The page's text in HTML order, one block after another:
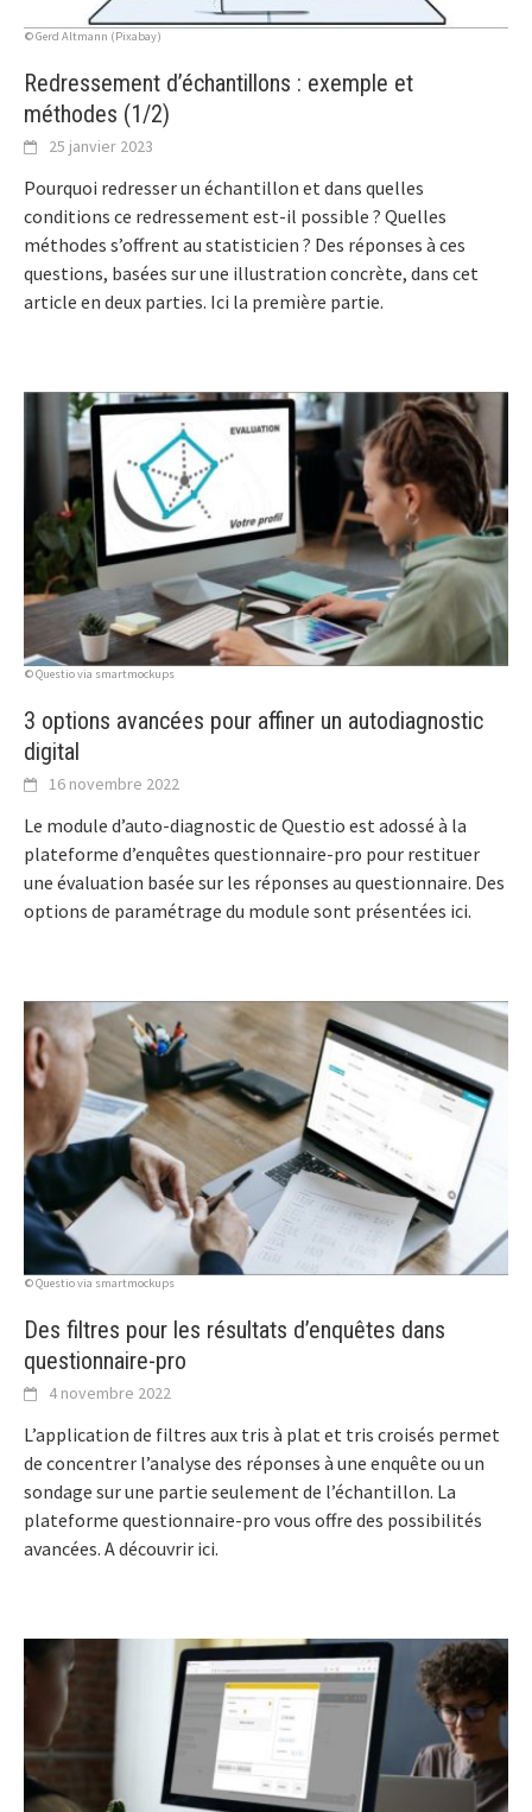
© Gerd Altmann (Pixabay)
Redressement d’échantillons : exemple et
méthodes (1/2)
25 janvier 2023
Pourquoi redresser un échantillon et dans quelles
conditions ce redressement est-il possible ? Quelles
méthodes s’offrent au statisticien ? Des réponses à ces
questions, basées sur une illustration concrète, dans cet
article en deux parties. Ici la première partie.
© Questio via smartmockups
3 options avancées pour affiner un autodiagnostic
digital
16 novembre 2022
Le module d’auto-diagnostic de Questio est adossé à la
plateforme d’enquêtes questionnaire-pro pour restituer
une évaluation basée sur les réponses au questionnaire. Des
options de paramétrage du module sont présentées ici.
© Questio via smartmockups
Des filtres pour les résultats d’enquêtes dans
questionnaire-pro
4 novembre 2022
L’application de filtres aux tris à plat et tris croisés permet
de concentrer l’analyse des réponses à une enquête ou un
sondage sur une partie seulement de l’échantillon. La
plateforme questionnaire-pro vous offre des possibilités
avancées. A découvrir ici.